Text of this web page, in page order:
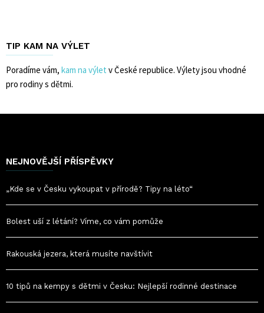
TIP KAM NA VÝLET
Poradíme vám, kam na výlet v České republice. Výlety jsou vhodné
pro rodiny s dětmi.
NEJNOVĚJŠÍ PŘÍSPĚVKY
„Kde se v Česku vykoupat v přírodě? Tipy na léto“
Bolest uší z létání? Víme, co vám pomůže
Rakouská jezera, která musíte navštívit
10 tipů na kempy s dětmi v Česku: Nejlepší rodinné destinace